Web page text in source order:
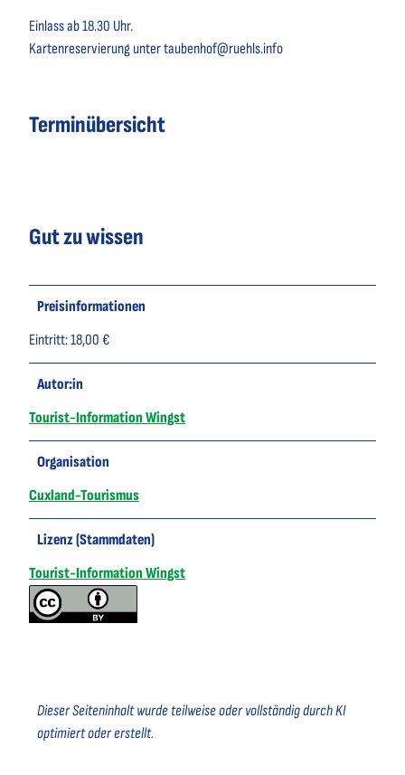
Einlass ab 18.30 Uhr.
Kartenreservierung unter taubenhof@ruehls.info
Terminübersicht
Gut zu wissen
Preisinformationen
Eintritt: 18,00 €
Autor:in
Tourist-Information Wingst
Organisation
Cuxland-Tourismus
Lizenz (Stammdaten)
Tourist-Information Wingst
Dieser Seiteninhalt wurde teilweise oder vollständig durch KI
optimiert oder erstellt.